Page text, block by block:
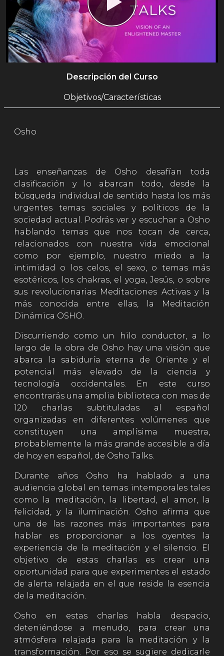
Descripción del Curso
Objetivos/Características
Osho
Las enseñanzas de Osho desafían toda
clasificación y lo abarcan todo, desde la
búsqueda individual de sentido hasta los más
urgentes temas sociales y políticos de la
sociedad actual. Podrás ver y escuchar a Osho
hablando temas que nos tocan de cerca,
relacionados con nuestra vida emocional
como por ejemplo, nuestro miedo a la
intimidad o los celos, el sexo, o temas más
esotéricos, los chakras, el yoga, Jesús, o sobre
sus revolucionarias Meditaciones Activas y la
más conocida entre ellas, la Meditación
Dinámica OSHO.
Discurriendo como un hilo conductor, a lo
largo de la obra de Osho hay una visión que
abarca la sabiduría eterna de Oriente y el
potencial más elevado de la ciencia y
tecnología occidentales. En este curso
encontrarás una amplia biblioteca con mas de
120 charlas subtituladas al español
organizadas en diferentes volúmenes que
constituyen una amplísima muestra,
probablemente la más grande accesible a día
de hoy en español, de Osho Talks.
Durante años Osho ha hablado a una
audiencia global en temas intemporales tales
como la meditación, la libertad, el amor, la
felicidad, y la iluminación. Osho afirma que
una de las razones más importantes para
hablar es proporcionar a los oyentes la
experiencia de la meditación y el silencio. El
objetivo de estas charlas es crear una
oportunidad para que experimentes el estado
de alerta relajada en el que reside la esencia
de la meditación.
Osho en estas charlas habla despacio,
deteniéndose a menudo, para crear una
atmósfera relajada para la meditación y la
transformación. Por eso se sugiere dedicarle